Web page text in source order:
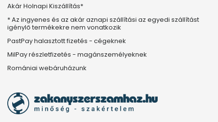
Akár Holnapi Kiszállítás*
* Az ingyenes és az akár aznapi szállítási az egyedi szállítást
igénylő termékekre nem vonatkozik
PastPay halasztott fizetés - cégeknek
MilPay részletfizetés - magánszemélyeknek
Romániai webáruházunk